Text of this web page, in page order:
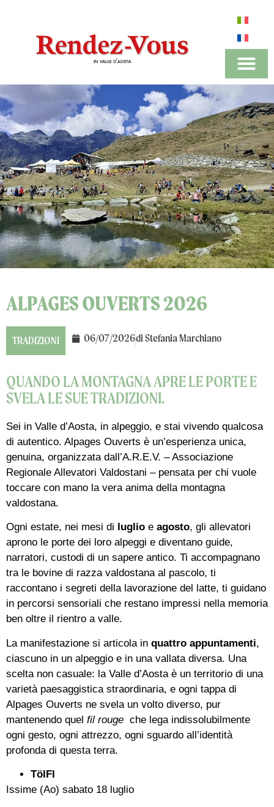
ALPAGES OUVERTS 2026
TRADIZIONI 06/07/2026diStefania Marchiano
QUANDO LA MONTAGNA APRE LE PORTE E
SVELA LE SUE TRADIZIONI.
Sei in Valle d’Aosta, in alpeggio, e stai vivendo qualcosa
di autentico. Alpages Ouverts è un’esperienza unica,
genuina, organizzata dall’A.R.E.V. – Associazione
Regionale Allevatori Valdostani – pensata per chi vuole
toccare con mano la vera anima della montagna
valdostana.
Ogni estate, nei mesi di luglio e agosto, gli allevatori
aprono le porte dei loro alpeggi e diventano guide,
narratori, custodi di un sapere antico. Ti accompagnano
tra le bovine di razza valdostana al pascolo, ti
raccontano i segreti della lavorazione del latte, ti guidano
in percorsi sensoriali che restano impressi nella memoria
ben oltre il rientro a valle.
La manifestazione si articola in quattro appuntamenti,
ciascuno in un alpeggio e in una vallata diversa. Una
scelta non casuale: la Valle d’Aosta è un territorio di una
varietà paesaggistica straordinaria, e ogni tappa di
Alpages Ouverts ne svela un volto diverso, pur
mantenendo quel fil rouge che lega indissolubilmente
ogni gesto, ogni attrezzo, ogni sguardo all’identità
profonda di questa terra.
TöIFI
Issime (Ao) sabato 18 luglio